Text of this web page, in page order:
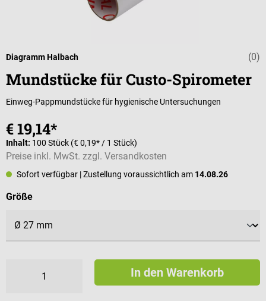
(0)
Diagramm Halbach
Mundstücke für Custo-Spirometer
Einweg-Pappmundstücke für hygienische Untersuchungen
€ 19,14*
Inhalt: 100 Stück (€ 0,19* / 1 Stück)
Preise inkl. MwSt. zzgl. Versandkosten
Sofort verfügbar | Zustellung voraussichtlich am 14.08.26
Größeauswählen
In den Warenkorb